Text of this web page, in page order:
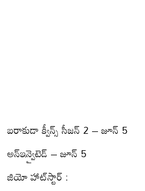
బరాకుడా క్వీన్స్ సీజన్ 2 – జూన్ 5
అన్‌ఇన్వైటెడ్ – జూన్ 5
జియో హాట్‌స్టార్ :